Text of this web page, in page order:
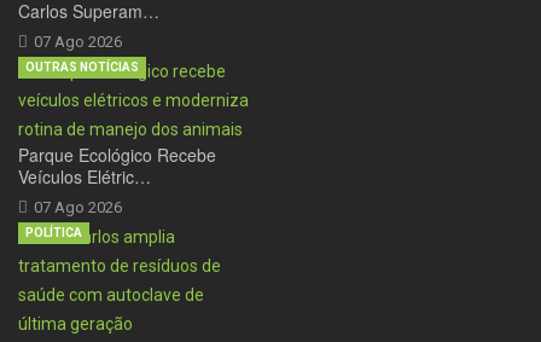
Carlos Superam…
07 Ago 2026
Parque Ecológico Recebe
Veículos Elétric…
07 Ago 2026
OUTRAS NOTÍCIAS
POLÍTICA